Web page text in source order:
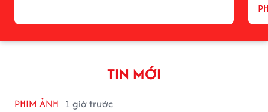
TIN MỚI
PHIM ẢNH 1 giờ trước